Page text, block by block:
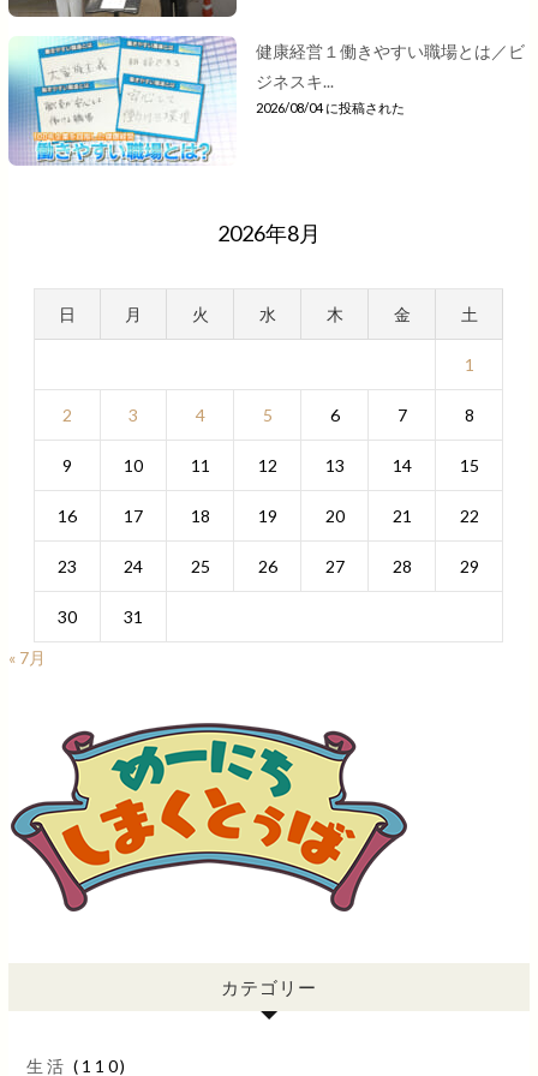
健康経営１働きやすい職場とは／ビ
ジネスキ...
2026/08/04 に投稿された
2026年8月
日 月 火 水 木 金 土
1
2 3 4 5 6 7 8
9 10 11 12 13 14 15
16 17 18 19 20 21 22
23 24 25 26 27 28 29
30
31
« 7月
カテゴリー
生活 (110)